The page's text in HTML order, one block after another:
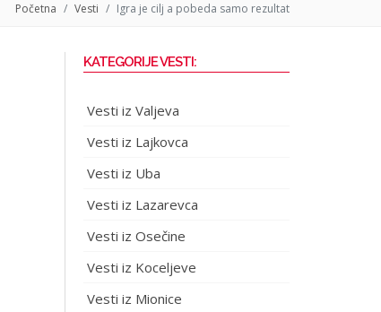
Početna Vesti Igra je cilj a pobeda samo rezultat
KATEGORIJE VESTI:
Vesti iz Valjeva
Vesti iz Lajkovca
Vesti iz Uba
Vesti iz Lazarevca
Vesti iz Osečine
Vesti iz Koceljeve
Vesti iz Mionice